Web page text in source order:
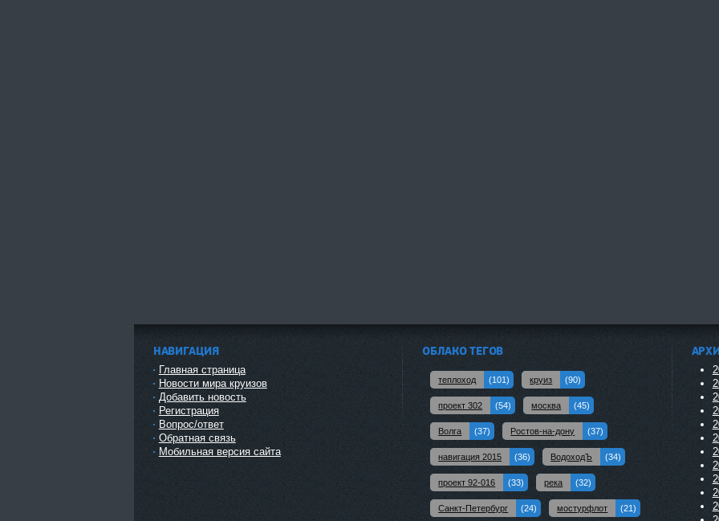
НАВИГАЦИЯ
Главная страница
Новости мира круизов
Добавить новость
Регистрация
Вопрос/ответ
Обратная связь
Мобильная версия сайта
ОБЛАКО ТЕГОВ
теплоход (101) круиз (90)
проект 302 (54) москва (45)
Волга (37) Ростов-на-дону (37)
навигация 2015 (36) ВодоходЪ (34)
проект 92-016 (33) река (32)
Санкт-Петербург (24) мостурфлот (21)